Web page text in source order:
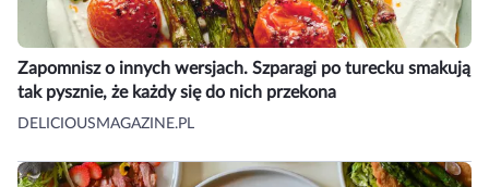
Zapomnisz o innych wersjach. Szparagi po turecku smakują
tak pysznie, że każdy się do nich przekona
DELICIOUSMAGAZINE.PL